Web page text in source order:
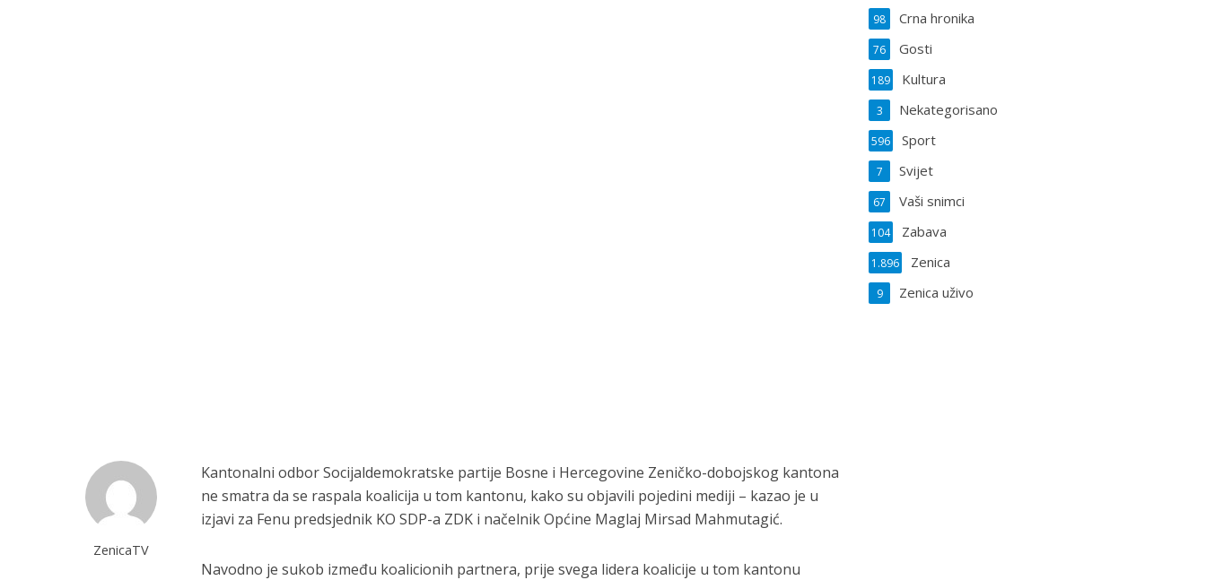
ZenicaTV
Kantonalni odbor Socijaldemokratske partije Bosne i Hercegovine Zeničko-dobojskog kantona
ne smatra da se raspala koalicija u tom kantonu, kako su objavili pojedini mediji – kazao je u
izjavi za Fenu predsjednik KO SDP-a ZDK i načelnik Općine Maglaj Mirsad Mahmutagić.
Navodno je sukob između koalicionih partnera, prije svega lidera koalicije u tom kantonu
Crna hronika
98
Gosti
76
Kultura
189
Nekategorisano
3
Sport
596
Svijet
7
Vaši snimci
67
Zabava
104
Zenica
1.896
Zenica uživo
9